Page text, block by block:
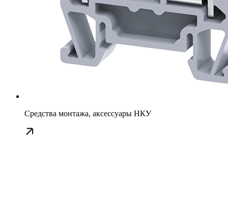
Средства монтажа, аксессуары НКУ